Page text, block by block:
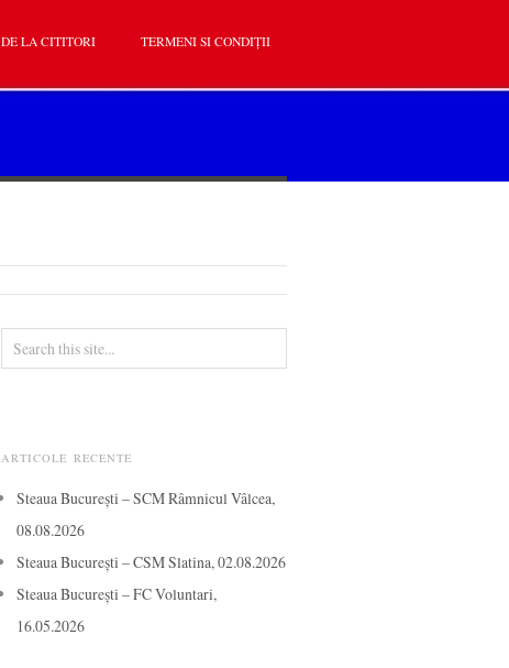
DE LA CITITORI TERMENI SI CONDIȚII
ARTICOLE RECENTE
Steaua București – SCM Râmnicul Vâlcea,
08.08.2026
Steaua București – CSM Slatina, 02.08.2026
Steaua București – FC Voluntari,
16.05.2026